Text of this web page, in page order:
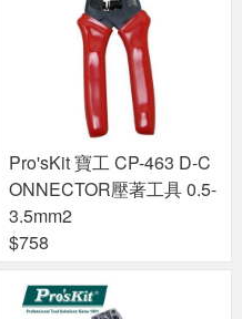
Pro'sKit 寶工 CP-463 D-C
ONNECTOR壓著工具 0.5-
3.5mm2
$758